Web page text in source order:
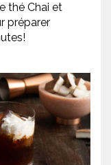
thé Chai et
préparer